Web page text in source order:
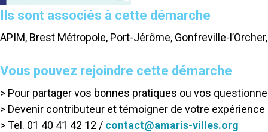
Ils sont associés à cette démarche
APIM, Brest Métropole, Port-Jérôme, Gonfreville-
Vous pouvez rejoindre cette démarche
> Pour partager vos bonnes pratiques ou vos
> Devenir contributeur et témoigner de votre expérience
> Tel. 01 40 41 42 12 / contact@amaris-villes.org